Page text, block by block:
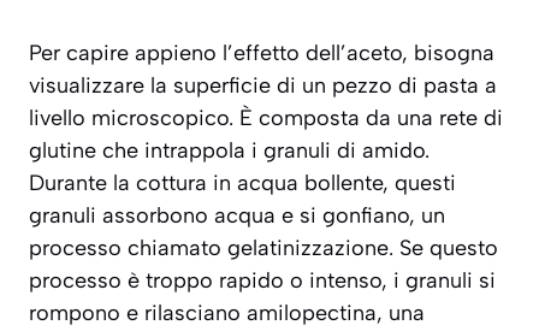
Per capire appieno l’effetto dell’aceto, bisogna
visualizzare la superficie di un pezzo di pasta a
livello microscopico. È composta da una rete di
glutine che intrappola i granuli di amido.
Durante la cottura in acqua bollente, questi
granuli assorbono acqua e si gonfiano, un
processo chiamato gelatinizzazione. Se questo
processo è troppo rapido o intenso, i granuli si
rompono e rilasciano amilopectina, una